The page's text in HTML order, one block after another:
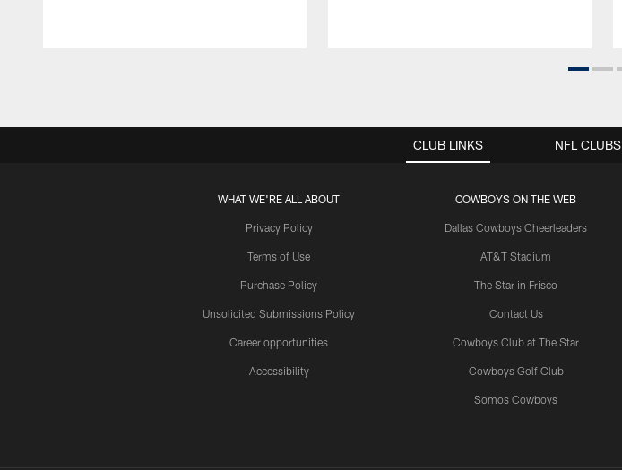
CLUB LINKS
WHAT WE'RE ALL ABOUT
Privacy Policy
Terms of Use
Purchase Policy
Unsolicited Submissions Policy
Career opportunities
Accessibility
COWBOYS ON THE WEB
Dallas Cowboys Cheerleaders
AT&T Stadium
The Star in Frisco
Contact Us
Cowboys Club at The Star
Cowboys Golf Club
Somos Cowboys
NFL CLUBS